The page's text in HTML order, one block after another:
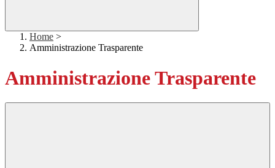
Home >
Amministrazione Trasparente
Amministrazione Trasparente